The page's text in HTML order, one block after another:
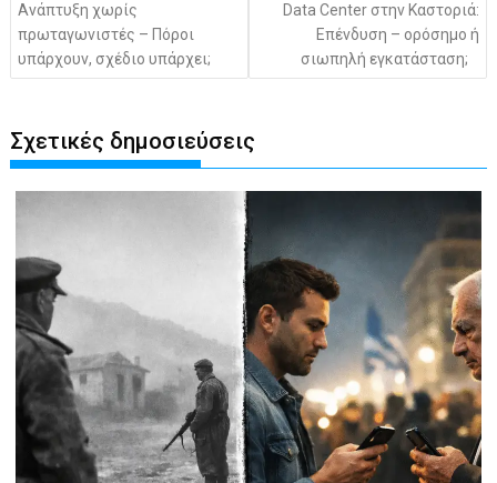
Ανάπτυξη χωρίς
πρωταγωνιστές – Πόροι
υπάρχουν, σχέδιο υπάρχει;
Data Center στην Καστοριά:
Επένδυση – ορόσημο ή
σιωπηλή εγκατάσταση;
Σχετικές δημοσιεύσεις